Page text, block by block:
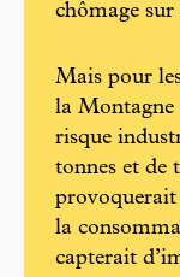
chômage
Mais pour
la Montagne
risque
tonnes et de
provoquerait
la
capterait